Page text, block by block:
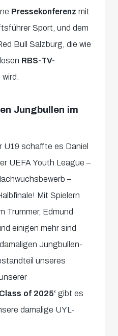
Pressekonferenzmit
Sport, und dem
Bull Salzburg, die wie
RBS-TV-
Jungbullen im
U19 schaffte es Daniel
UEFA Youth League –
–
Mit Spielern
Trummer, Edmund
einigen mehr sind
Jungbullen-
unseres
of 2025‘ gibt es
damalige UYL-